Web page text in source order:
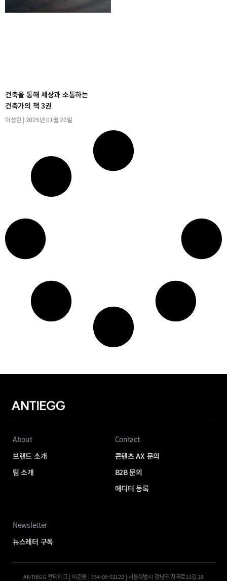
건축을 통해 세상과 소통하는
건축가의 책 3권
이성현 2025년 01월 20일
About
브랜드 소개
팀 소개
Contact
콘텐츠 AX 문의
B2B 문의
에디터 등록
Newsletter
뉴스레터 구독
ANTIEGG 안티에그 | 이준용 | 734-06-02122 | 서울특별시 강남구 자곡로11길 28